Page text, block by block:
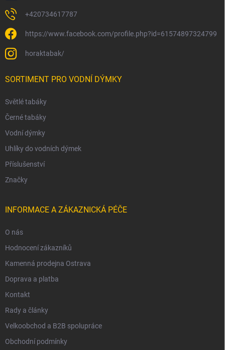
+420734617787
https://www.facebook.com/profile.php?id=61574897324799
horaktabak/
SORTIMENT PRO VODNÍ DÝMKY
Světlé tabáky
Černé tabáky
Vodní dýmky
Uhlíky do vodních dýmek
Příslušenství
Značky
INFORMACE A ZÁKAZNICKÁ PÉČE
O nás
Hodnocení zákazníků
Kamenná prodejna Ostrava
Doprava a platba
Kontakt
Rady a články
Velkoobchod a B2B spolupráce
Obchodní podmínky